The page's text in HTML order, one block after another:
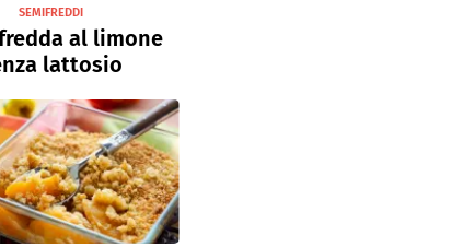
SEMIFREDDI
al limone
lattosio